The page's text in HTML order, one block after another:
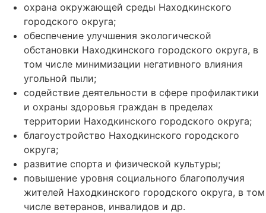
охрана окружающей среды Находкинского
городского округа;
обеспечение улучшения экологической
обстановки Находкинского городского округа, в
том числе минимизации негативного влияния
угольной пыли;
содействие деятельности в сфере профилактики
и охраны здоровья граждан в пределах
территории Находкинского городского округа;
благоустройство Находкинского городского
округа;
развитие спорта и физической культуры;
повышение уровня социального благополучия
жителей Находкинского городского округа, в том
числе ветеранов, инвалидов и др.